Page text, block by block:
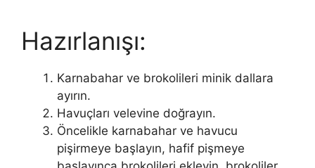
Hazırlanışı:
Karnabahar ve brokolileri minik dallara
ayırın.
Havuçları velevine doğrayın.
Öncelikle karnabahar ve havucu
pişirmeye başlayın, hafif pişmeye